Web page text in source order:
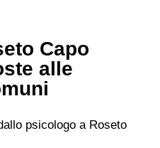
Capo
alle
psicologo a Roseto